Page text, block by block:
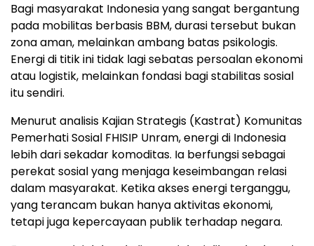
Bagi masyarakat Indonesia yang sangat bergantung
pada mobilitas berbasis BBM, durasi tersebut bukan
zona aman, melainkan ambang batas psikologis.
Energi di titik ini tidak lagi sebatas persoalan ekonomi
atau logistik, melainkan fondasi bagi stabilitas sosial
itu sendiri.
Menurut analisis Kajian Strategis (Kastrat) Komunitas
Pemerhati Sosial FHISIP Unram, energi di Indonesia
lebih dari sekadar komoditas. Ia berfungsi sebagai
perekat sosial yang menjaga keseimbangan relasi
dalam masyarakat. Ketika akses energi terganggu,
yang terancam bukan hanya aktivitas ekonomi,
tetapi juga kepercayaan publik terhadap negara.